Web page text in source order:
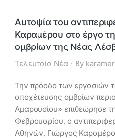
Αυτοψία του
Καραμέρου στο έργο
ομβρίων της Νέας
Τελευταία Νέα By
Την πρόοδο των εργασιών
αποχέτευσης ομβρίων
Αμαρουσίου» επιθεώρησε
Φεβρουαρίου, ο
Αθηνών, Γιώργος